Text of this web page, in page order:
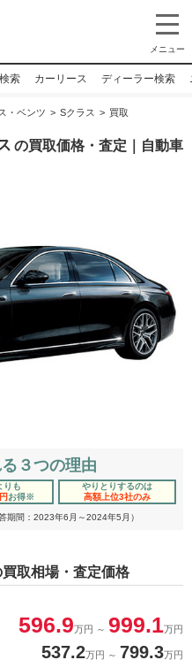
メニュー
索 カーリース ディーラー検索
・ベンツ Sクラス 買取
の買取価格・査定｜自動車
３つの理由
りも
お得※
やりとりするのは
高額上位3社のみ
期間：2023年6月～2024年5月）
取相場・査定価格
596.9万円 ～ 999.1万円
537.2万円 ～ 799.3万円